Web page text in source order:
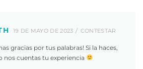
19 DE MAYO DE 2023 CONTESTAR
gracias por tus palabras! Si la haces,
nos cuentas tu experiencia